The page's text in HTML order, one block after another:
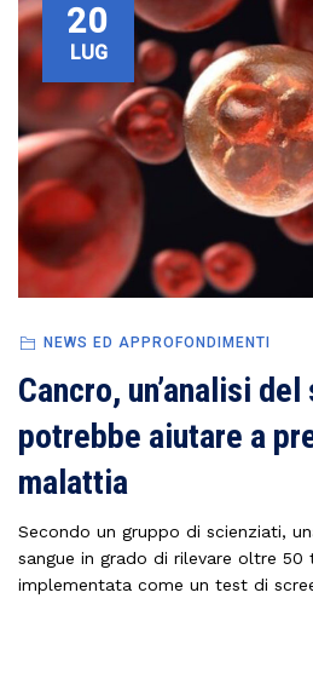
20
LUG
NEWS ED APPROFONDIMENTI
Cancro, un’analisi del
potrebbe aiutare a
malattia
Secondo un gruppo di scienziati,
sangue in grado di rilevare oltre
implementata come un test di